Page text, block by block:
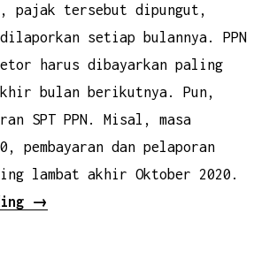
pajak tersebut dipungut,
setiap bulannya. PPN
harus dibayarkan paling
bulan berikutnya. Pun,
SPT PPN. Misal, masa
pembayaran dan pelaporan
lambat akhir Oktober 2020.
“[Kelas
→